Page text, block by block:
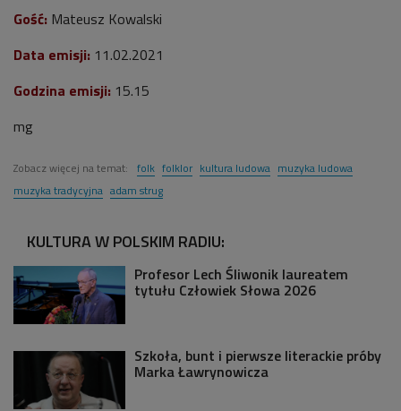
Gość: Mateusz Kowalski
Data emisji: 11.02.2021
Godzina emisji: 15.15
mg
Zobacz więcej na temat: folk folklor kultura ludowa muzyka ludowa
muzyka tradycyjna adam strug
KULTURA W POLSKIM RADIU:
Profesor Lech Śliwonik laureatem
tytułu Człowiek Słowa 2026
Szkoła, bunt i pierwsze literackie próby
Marka Ławrynowicza